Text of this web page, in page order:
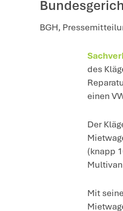
Der
BGH,